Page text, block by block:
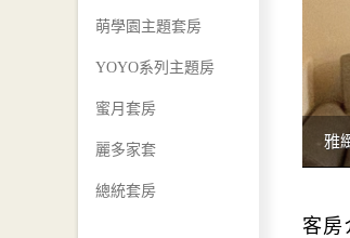
萌學園主題套房
YOYO系列主題房
蜜月套房
麗多家套
總統套房
雅
客房